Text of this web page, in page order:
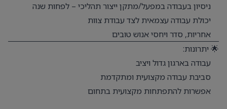
ניסיון בעבודה במפעל/מתקן ייצור תהליכי – לפחות שנה
יכולת עבודה עצמאית לצד עבודת צוות
אחריות, סדר ויחסי אנוש טובים
🌟 יתרונות:
עבודה בארגון גדול ויציב
סביבת עבודה מקצועית ומתקדמת
אפשרות להתפתחות מקצועית בתחום